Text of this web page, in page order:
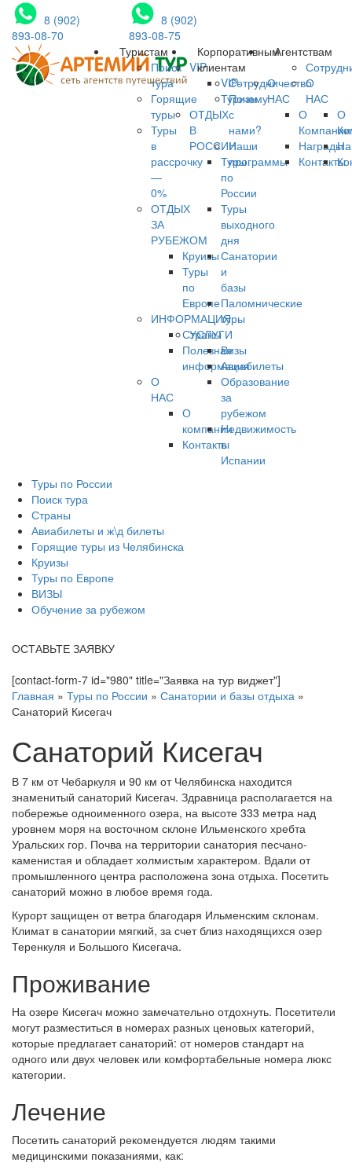
8 (902)
893-08-70
8 (902)
893-08-75
Туристам
Поиск
тура
Горящие
туры
Туры
в
рассрочку
—
0%
ОТДЫХ
ЗА
РУБЕЖОМ
Круизы
Туры
по
Европе
ИНФОРМАЦИЯ
Страны
Полезная
информация
О
НАС
О
компании
Контакты
VIP
VIP-
Туризм
ОТДЫХ
В
РОССИИ
Туры
по
России
Туры
выходного
дня
Санатории
и
базы
Паломнические
туры
УСЛУГИ
Визы
Авиабилеты
Образование
за
рубежом
Недвижимость
в
Испании
Корпоративным
клиентам
Сотрудничество
Почему
с
нами?
Наши
программы
О
НАС
О
Компании
Награды
Контакты
Агентствам
О
НАС
О
Туры по России
Поиск тура
Страны
Авиабилеты и ж\д билеты
Горящие туры из Челябинска
Круизы
Туры по Европе
ВИЗЫ
Обучение за рубежом
ОСТАВЬТЕ ЗАЯВКУ
[contact-form-7 id="980" title="Заявка на тур виджет"]
Главная » Туры по России » Санатории и базы отдыха »
Санаторий Кисегач
Санаторий Кисегач
В 7 км от Чебаркуля и 90 км от Челябинска находится
знаменитый санаторий Кисегач. Здравница располагается на
побережье одноименного озера, на высоте 333 метра над
уровнем моря на восточном склоне Ильменского хребта
Уральских гор. Почва на территории санатория песчано-
каменистая и обладает холмистым характером. Вдали от
промышленного центра расположена зона отдыха. Посетить
санаторий можно в любое время года.
Курорт защищен от ветра благодаря Ильменским склонам.
Климат в санатории мягкий, за счет близ находящихся озер
Теренкуля и Большого Кисегача.
Проживание
На озере Кисегач можно замечательно отдохнуть. Посетители
могут разместиться в номерах разных ценовых категорий,
которые предлагает санаторий: от номеров стандарт на
одного или двух человек или комфортабельные номера люкс
категории.
Лечение
Посетить санаторий рекомендуется людям такими
медицинскими показаниями, как: